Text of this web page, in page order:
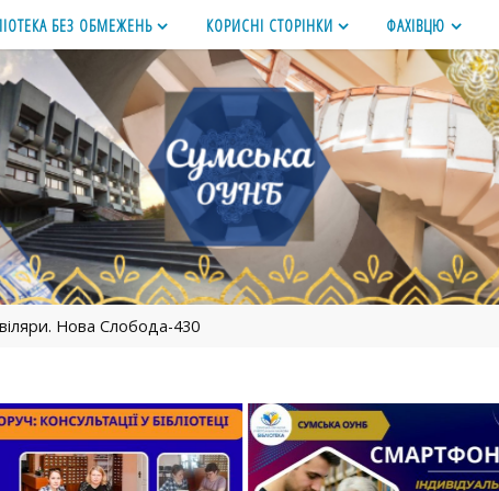
БЕЗ ОБМЕЖЕНЬ КОРИСНІ СТОРІНКИ ФАХІВЦЮ
Нова Слобода-430